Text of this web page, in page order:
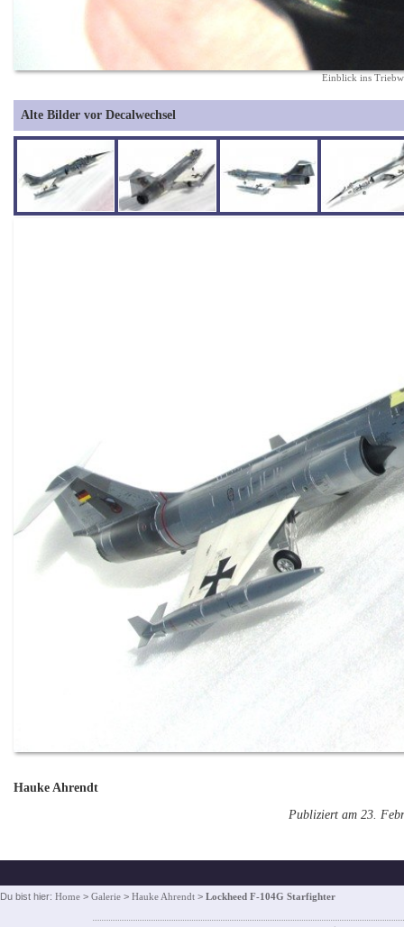
Einblick ins
Alte Bilder vor Decalwechsel
Hauke Ahrendt
Publiziert am 23.
Du bist hier: Home > Galerie > Hauke Ahrendt > Lockheed F-104G Starfighter